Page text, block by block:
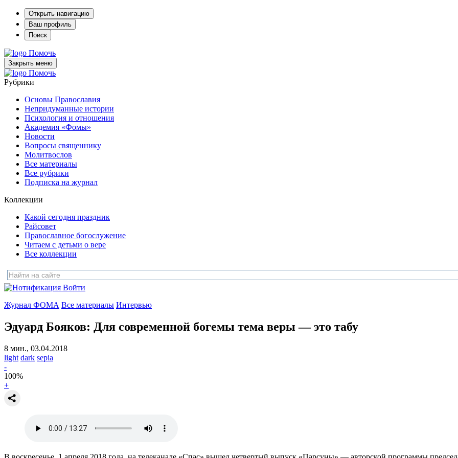
Открыть навигацию
Ваш профиль
Поиск
Помочь
Закрыть меню
Помочь
Рубрики
Основы Православия
Непридуманные истории
Психология и отношения
Академия «Фомы»
Новости
Вопросы священнику
Молитвослов
Все материалы
Все рубрики
Подписка на журнал
Коллекции
Какой сегодня праздник
Райсовет
Православное богослужение
Читаем с детьми о вере
Все коллекции
Войти
Журнал ФОМА Все материалы Интервью
Эдуард Бояков: Для современной богемы тема веры — это табу
8 мин., 03.04.2018
light dark sepia
-
100%
+